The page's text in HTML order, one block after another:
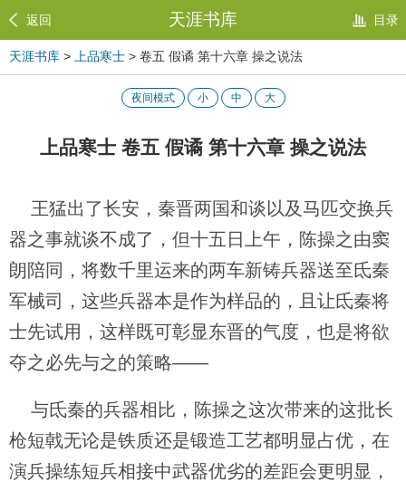
返回 天涯书库 目录
天涯书库 > 上品寒士 > 卷五 假谲 第十六章 操之说法
夜间模式 小 中 大
上品寒士 卷五 假谲 第十六章 操之说法
王猛出了长安，秦晋两国和谈以及马匹交换兵
器之事就谈不成了，但十五日上午，陈操之由窦
朗陪同，将数千里运来的两车新铸兵器送至氐秦
军械司，这些兵器本是作为样品的，且让氐秦将
士先试用，这样既可彰显东晋的气度，也是将欲
夺之必先与之的策略——
与氐秦的兵器相比，陈操之这次带来的这批长
枪短戟无论是铁质还是锻造工艺都明显占优，在
演兵操练短兵相接中武器优劣的差距会更明显，